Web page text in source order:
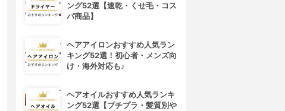
ング52選【速乾・くせ毛・コス
パ商品】
ヘアアイロンおすすめ人気ラン
キング52選！初心者・メンズ向
け・海外対応も♪
ヘアオイルおすすめ人気ランキ
ング52選【プチプラ・髪質別や